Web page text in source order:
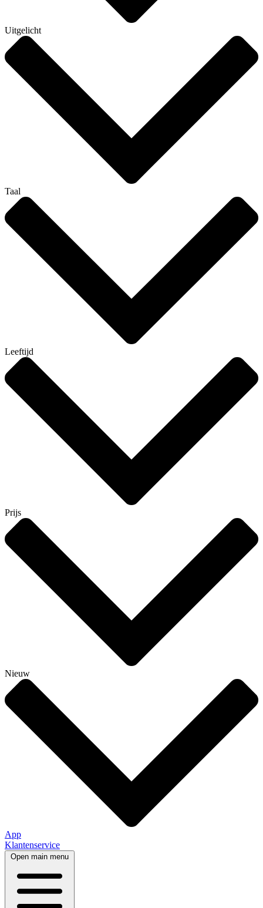
Uitgelicht
Taal
Leeftijd
Prijs
Nieuw
App
Klantenservice
Open main menu